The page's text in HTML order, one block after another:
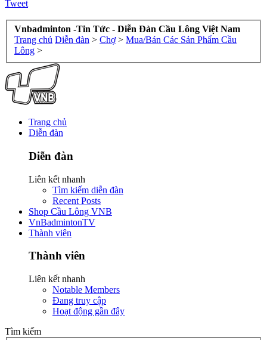
Tweet
Vnbadminton -Tin Tức - Diễn Đàn Cầu Lông Việt Nam
Trang chủ Diễn đàn > Chợ > Mua/Bán Các Sản Phẩm Cầu
Lông >
Trang chủ
Diễn đàn
Diễn đàn
Liên kết nhanh
Tìm kiếm diễn đàn
Recent Posts
Shop Cầu Lông VNB
VnBadmintonTV
Thành viên
Thành viên
Liên kết nhanh
Notable Members
Đang truy cập
Hoạt động gần đây
Tìm kiếm